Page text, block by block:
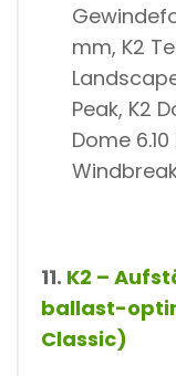
mm, K2
Peak, K2
Dome
11. K2 –
ballast-
Classic)